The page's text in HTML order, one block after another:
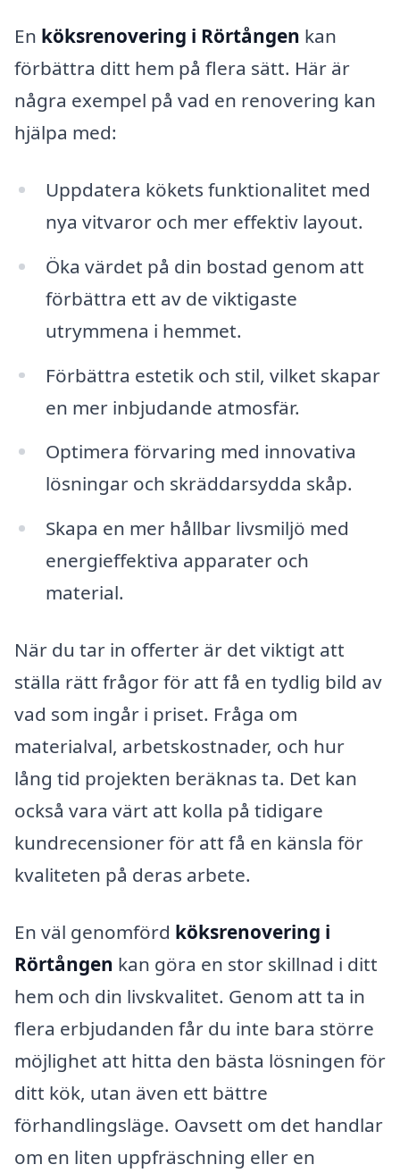
En köksrenovering i Rörtången kan
förbättra ditt hem på flera sätt. Här är
några exempel på vad en renovering kan
hjälpa med:
Uppdatera kökets funktionalitet med
nya vitvaror och mer effektiv layout.
Öka värdet på din bostad genom att
förbättra ett av de viktigaste
utrymmena i hemmet.
Förbättra estetik och stil, vilket skapar
en mer inbjudande atmosfär.
Optimera förvaring med innovativa
lösningar och skräddarsydda skåp.
Skapa en mer hållbar livsmiljö med
energieffektiva apparater och
material.
När du tar in offerter är det viktigt att
ställa rätt frågor för att få en tydlig bild av
vad som ingår i priset. Fråga om
materialval, arbetskostnader, och hur
lång tid projekten beräknas ta. Det kan
också vara värt att kolla på tidigare
kundrecensioner för att få en känsla för
kvaliteten på deras arbete.
En väl genomförd köksrenovering i
Rörtången kan göra en stor skillnad i ditt
hem och din livskvalitet. Genom att ta in
flera erbjudanden får du inte bara större
möjlighet att hitta den bästa lösningen för
ditt kök, utan även ett bättre
förhandlingsläge. Oavsett om det handlar
om en liten uppfräschning eller en